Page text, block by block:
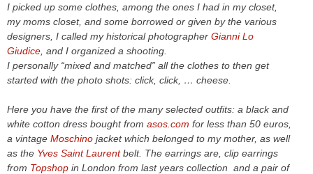
I picked up some clothes, among the ones I had in my closet,
my moms closet, and some borrowed or given by the various
designers, I called my historical photographer Gianni Lo
Giudice , and I organized a shooting.
I personally “mixed and matched” all the clothes to then get
started with the photo shots: click, click, … cheese.
Here you have the first of the many selected outfits: a black and
white cotton dress bought from asos.com for less than 50 euros,
a vintage Moschino jacket which belonged to my mother, as well
as the Yves Saint Laurentbelt. The earrings are, clip earrings
from Topshop in London from last years collection and a pair of